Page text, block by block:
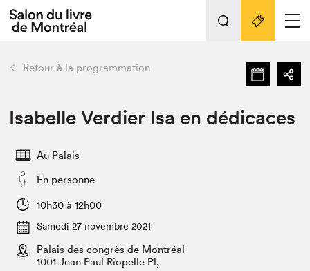
Espace exposant⋅e⋅s
L'événement
Préparer sa visite au Salon
Actualités
SLM PRO
retour Nos activités
Préparer sa visite
Salon au Palais
Projets partenaires
Liens pratiques
Retour à la programmation
Isabelle Verdier Isa en dédicaces
Au Palais
En personne
10h30 à 12h00
Samedi 27 novembre 2021
Palais des congrès de Montréal
1001 Jean Paul Riopelle Pl,